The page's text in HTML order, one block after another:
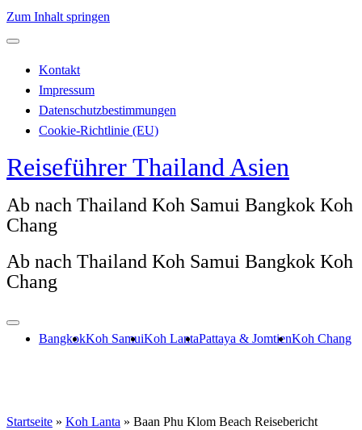
Zum Inhalt springen
Kontakt
Impressum
Datenschutzbestimmungen
Cookie-Richtlinie (EU)
Reiseführer Thailand Asien
Ab nach Thailand Koh Samui Bangkok Koh
Chang
Ab nach Thailand Koh Samui Bangkok Koh
Chang
BangkokKoh SamuiKoh LantaPattaya & JomtienKoh Chang
Startseite » Koh Lanta » Baan Phu Klom Beach Reisebericht